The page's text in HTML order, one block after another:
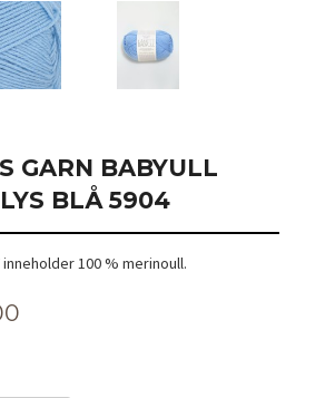
GARN BABYULL
BLÅ 5904
inneholder 100 % merinoull.